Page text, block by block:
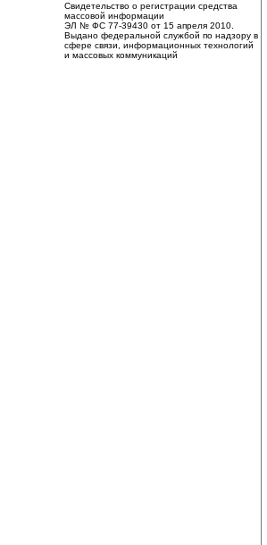
Свидетельство о регистрации средства
массовой информации
ЭЛ № ФС 77-39430 от 15 апреля 2010.
Выдано федеральной службой по надзору в
сфере связи, информационных технологий
и массовых коммуникаций